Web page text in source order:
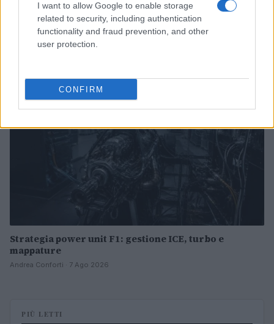
I want to allow Google to enable storage
related to security, including authentication
functionality and fraud prevention, and other
user protection.
CONFIRM
Auto in fiamme: procedura sicura, errori da evitare
ed estintore a bordo
Ilaria Mauri · 7 Ago 2026
Strategia power unit F1: gestione ICE, turbo e
mappature
Andrea Conforti · 7 Ago 2026
PIÙ LETTI